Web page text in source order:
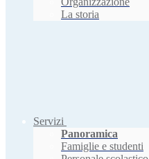
La storia
Servizi
Panoramica
Famiglie e studenti